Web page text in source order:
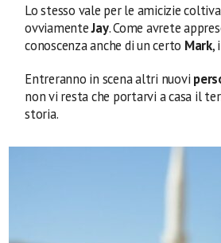
Lo stesso vale per le amicizie
ovviamenteJay. Come avrete
conoscenza anche di un certo Mark,
Entreranno in scena altri nuovi
non vi resta che portarvi a casa il
storia.